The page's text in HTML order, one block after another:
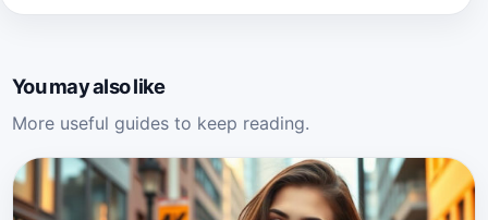
You may also like
More useful guides to keep reading.